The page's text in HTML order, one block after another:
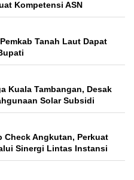
Kompetensi ASN
Tanah Laut Dapat
Kuala Tambangan, Desak
Solar Subsidi
Check Angkutan, Perkuat
Sinergi Lintas Instansi